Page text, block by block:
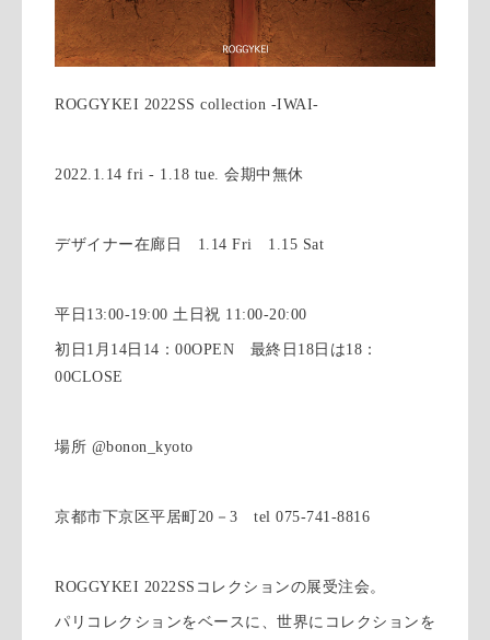
ROGGYKEI 2022SS collection -IWAI-
2022.1.14 fri - 1.18 tue. 会期中無休
デザイナー在廊日 1.14 Fri 1.15 Sat
平日13:00-19:00 土日祝 11:00-20:00
初日1月14日14：00OPEN 最終日18日は18：
00CLOSE
場所 @bonon_kyoto
京都市下京区平居町20－3 tel 075-741-8816
ROGGYKEI 2022SSコレクションの展受注会。
パリコレクションをベースに、世界にコレクションを